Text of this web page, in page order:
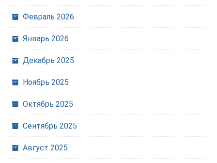
Февраль 2026
Январь 2026
Декабрь 2025
Ноябрь 2025
Октябрь 2025
Сентябрь 2025
Август 2025